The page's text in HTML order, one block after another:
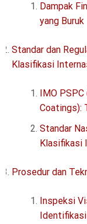
Dampak
yang Buruk
Standar dan
Klasifikasi
IMO
Coatings):
Standar
Klasifikasi
Prosedur dan
Inspeksi